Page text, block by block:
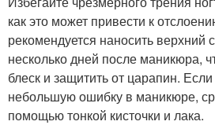
как это может привести к
рекомендуется наносить верхний
несколько дней после маникюра,
блеск и защитить от царапин.
небольшую ошибку в маникюре,
помощью тонкой кисточки и лака.